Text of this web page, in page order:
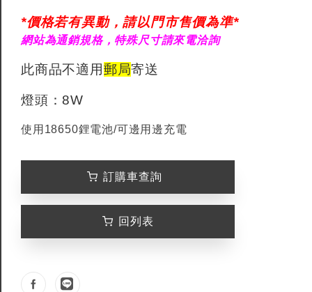
*價格若有異動，請以門市售價為準*
網站為通銷規格，特殊尺寸請來電洽詢
此商品不適用郵局寄送
燈頭：8W
使用18650鋰電池/可邊用邊充電
訂購車查詢
回列表